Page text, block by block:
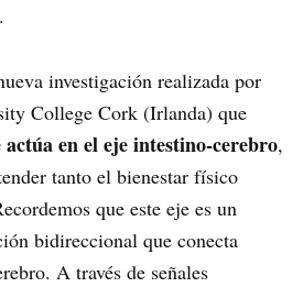
investigación realizada por
College Cork (Irlanda) que
actúa en el eje intestino-cerebro,
tanto el bienestar físico
que este eje es un
bidireccional que conecta
A través de señales